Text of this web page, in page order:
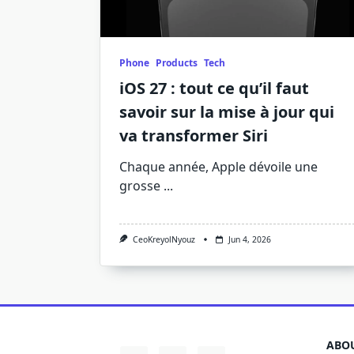
Phone Products Tech
iOS 27 : tout ce qu’il faut
savoir sur la mise à jour qui
va transformer Siri
Chaque année, Apple dévoile une
grosse ...
CeoKreyolNyouz Jun 4, 2026